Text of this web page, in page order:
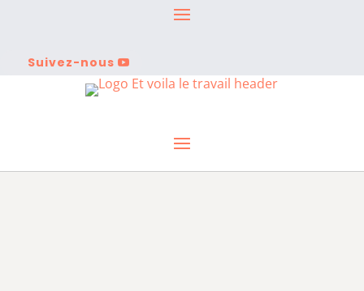
Suivez-nous